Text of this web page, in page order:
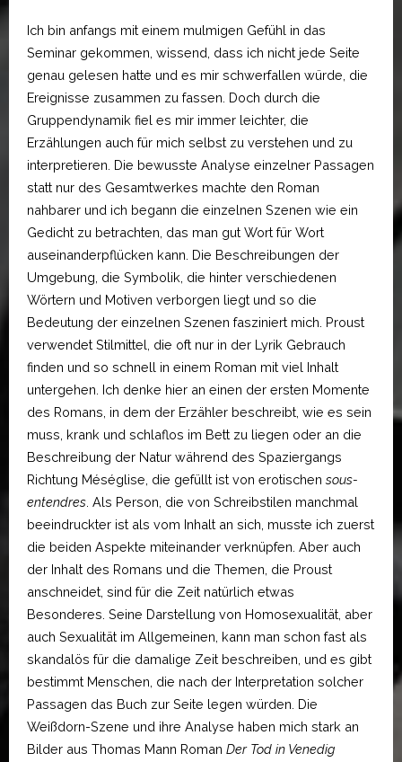
Ich bin anfangs mit einem mulmigen Gefühl in das
Seminar gekommen, wissend, dass ich nicht jede Seite
genau gelesen hatte und es mir schwerfallen würde, die
Ereignisse zusammen zu fassen. Doch durch die
Gruppendynamik fiel es mir immer leichter, die
Erzählungen auch für mich selbst zu verstehen und zu
interpretieren. Die bewusste Analyse einzelner Passagen
statt nur des Gesamtwerkes machte den Roman
nahbarer und ich begann die einzelnen Szenen wie ein
Gedicht zu betrachten, das man gut Wort für Wort
auseinanderpflücken kann. Die Beschreibungen der
Umgebung, die Symbolik, die hinter verschiedenen
Wörtern und Motiven verborgen liegt und so die
Bedeutung der einzelnen Szenen fasziniert mich. Proust
verwendet Stilmittel, die oft nur in der Lyrik Gebrauch
finden und so schnell in einem Roman mit viel Inhalt
untergehen. Ich denke hier an einen der ersten Momente
des Romans, in dem der Erzähler beschreibt, wie es sein
muss, krank und schlaflos im Bett zu liegen oder an die
Beschreibung der Natur während des Spaziergangs
Richtung Méséglise, die gefüllt ist von erotischen sous-
entendres . Als Person, die von Schreibstilen manchmal
beeindruckter ist als vom Inhalt an sich, musste ich zuerst
die beiden Aspekte miteinander verknüpfen. Aber auch
der Inhalt des Romans und die Themen, die Proust
anschneidet, sind für die Zeit natürlich etwas
Besonderes. Seine Darstellung von Homosexualität, aber
auch Sexualität im Allgemeinen, kann man schon fast als
skandalös für die damalige Zeit beschreiben, und es gibt
bestimmt Menschen, die nach der Interpretation solcher
Passagen das Buch zur Seite legen würden. Die
Weißdorn-Szene und ihre Analyse haben mich stark an
Bilder aus Thomas Mann Roman Der Tod in Venedig